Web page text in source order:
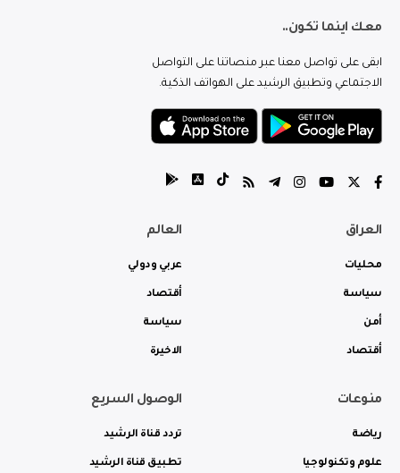
معك اينما تكون..
ابقى على تواصل معنا عبر منصاتنا على التواصل
الاجتماعي وتطبيق الرشيد على الهواتف الذكية.
العراق
محليات
سياسة
أمن
أقتصاد
العالم
عربي ودولي
أقتصاد
سياسة
الاخيرة
منوعات
رياضة
علوم وتكنولوجيا
الوصول السريع
تردد قناة الرشيد
تطبيق قناة الرشيد